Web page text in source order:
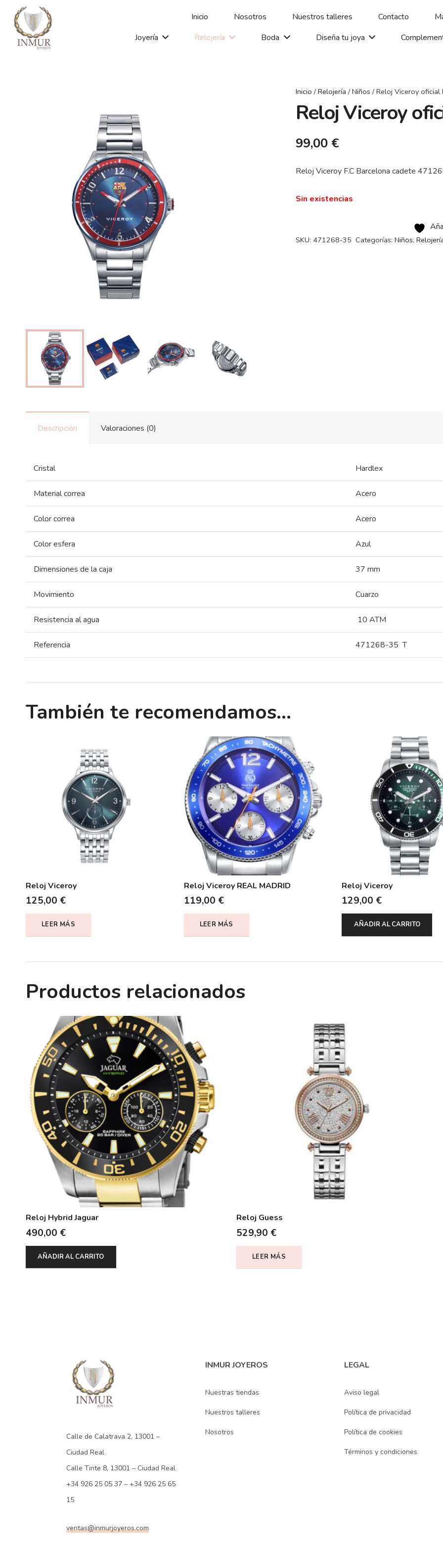
Inicio Nosotros Nuestros talleres Contacto
Joyería
Relojería Boda Diseña tu joya
Inicio / Relojería / Niños / Reloj Viceroy oficial
Reloj Viceroy
99,00 €
Reloj Viceroy F.C Barcelona cadete
Sin existencias
SKU: 471268-35 Categorías:Niños,
Descripción Valoraciones (0)
Cristal Hardlex
Material correa Acero
Color correa Acero
Color esfera Azul
Dimensiones de la caja 37 mm
Movimiento Cuarzo
Resistencia al agua 10 ATM
Referencia 471268-35 T
También te recomendamos…
Reloj Viceroy
125,00 €
LEER MÁS
Reloj Viceroy REAL MADRID
119,00 €
LEER MÁS
Reloj Viceroy
129,00 €
AÑADIR AL CARRITO
Productos relacionados
Reloj Hybrid Jaguar
490,00 €
AÑADIR AL CARRITO
Reloj Guess
529,90 €
LEER MÁS
Calle de Calatrava 2, 13001 –
Ciudad Real
Calle Tinte 8, 13001 – Ciudad Real
+34 926 25 05 37 – +34 926 25 65
15
ventas@inmurjoyeros.com
INMUR JOYEROS
Nuestras tiendas
Nuestros talleres
Nosotros
LEGAL
Aviso legal
Política de privacidad
Política de cookies
Términos y condiciones